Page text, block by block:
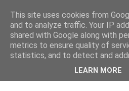
This site uses cookies from
and to analyze traffic. Your IP
shared with Google along with
metrics to ensure quality of
statistics, and to detect and
LEARN MORE